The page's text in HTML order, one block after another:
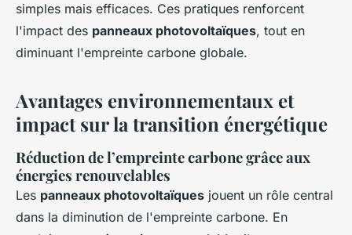
simples mais efficaces. Ces pratiques renforcent
l'impact des panneaux photovoltaïques, tout en
diminuant l'empreinte carbone globale.
Avantages environnementaux et
impact sur la transition énergétique
Réduction de l’empreinte carbone grâce aux
énergies renouvelables
Les panneaux photovoltaïques jouent un rôle central
dans la diminution de l'empreinte carbone. En